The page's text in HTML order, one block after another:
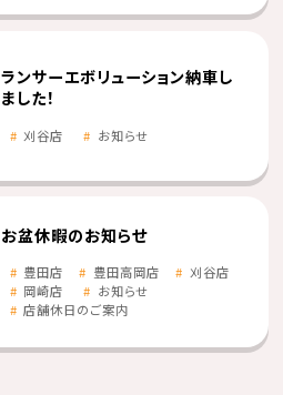
ランサーエボリューション納車し
ました！
刈谷店 お知らせ
お盆休暇のお知らせ
豊田店 豊田高岡店
刈谷店
岡崎店
お知らせ
店舗休日のご案内